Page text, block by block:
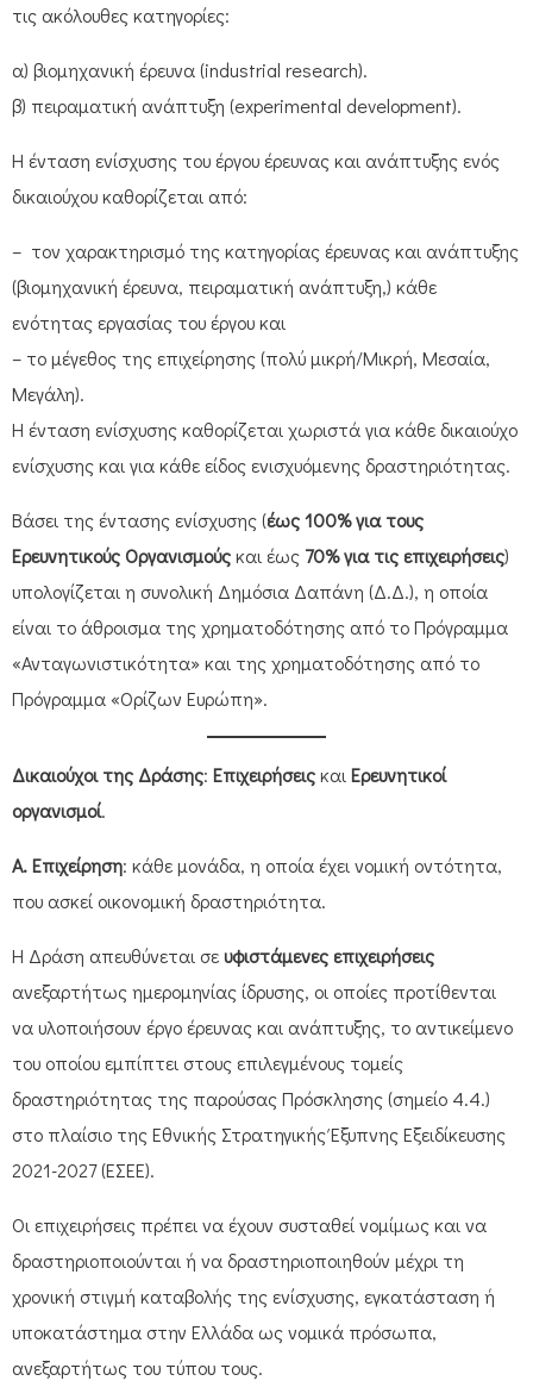
τις ακόλουθες κατηγορίες:
α) βιομηχανική έρευνα (industrial research).
β) πειραματική ανάπτυξη (experimental development).
Η ένταση ενίσχυσης του έργου έρευνας και ανάπτυξης ενός
δικαιούχου καθορίζεται από:
– τον χαρακτηρισμό της κατηγορίας έρευνας και ανάπτυξης
(βιομηχανική έρευνα, πειραματική ανάπτυξη,) κάθε
ενότητας εργασίας του έργου και
– το μέγεθος της επιχείρησης (πολύ μικρή/Μικρή, Μεσαία,
Μεγάλη).
Η ένταση ενίσχυσης καθορίζεται χωριστά για κάθε δικαιούχο
ενίσχυσης και για κάθε είδος ενισχυόμενης δραστηριότητας.
Βάσει της έντασης ενίσχυσης (έως 100% για τους
Ερευνητικούς Οργανισμούςκαι έως 70% για τις επιχειρήσεις)
υπολογίζεται η συνολική Δημόσια Δαπάνη (Δ.Δ.), η οποία
είναι το άθροισμα της χρηματοδότησης από το Πρόγραμμα
«Ανταγωνιστικότητα» και της χρηματοδότησης από το
Πρόγραμμα «Ορίζων Ευρώπη».
Δικαιούχοι της Δράσης: Επιχειρήσειςκαι Ερευνητικοί
οργανισμοί.
Α. Επιχείρηση: κάθε μονάδα, η οποία έχει νομική οντότητα,
που ασκεί οικονομική δραστηριότητα.
Η Δράση απευθύνεται σευφιστάμενες επιχειρήσεις
ανεξαρτήτως ημερομηνίας ίδρυσης, οι οποίες προτίθενται
να υλοποιήσουν έργο έρευνας και ανάπτυξης, το αντικείμενο
του οποίου εμπίπτει στους επιλεγμένους τομείς
δραστηριότητας της παρούσας Πρόσκλησης (σημείο 4.4.)
στο πλαίσιο της Εθνικής Στρατηγικής Έξυπνης Εξειδίκευσης
2021-2027 (ΕΣΕΕ).
Οι επιχειρήσεις πρέπει να έχουν συσταθεί νομίμως και να
δραστηριοποιούνται ή να δραστηριοποιηθούν μέχρι τη
χρονική στιγμή καταβολής της ενίσχυσης, εγκατάσταση ή
υποκατάστημα στην Ελλάδα ως νομικά πρόσωπα,
ανεξαρτήτως του τύπου τους.